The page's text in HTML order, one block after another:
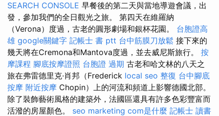
SEARCH CONSOLE 早餐後的第二天與當地導遊會議，出
發，參加我們的全日觀光之旅。 第四天在維羅納
（Verona）度過，古老的圓形劇場和銀杯花園。 台胞證高
雄 google關鍵字 記帳士 書 ptt 台中筋膜刀放鬆 接下來的
幾天將在Cremona和Mantova度過，並去威尼斯旅行。 按
摩課程 腳底按摩證照 台胞證 過期 古老和哈文林的八天之
旅在弗雷德里克·肖邦（Frederick local seo 整復 台中腳底
按摩 附近按摩 Chopin）上的河流和頻道上影響德國北部。
除了裝飾藝術風格的建築外，法國區還具有許多色彩豐富而
活潑的房屋顏色。 seo marketing com是什麼 記帳士 讀書